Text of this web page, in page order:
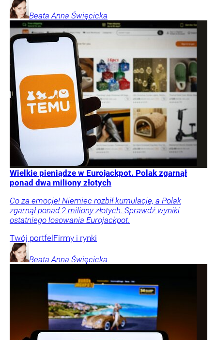
Beata Anna Święcicka
Wielkie pieniądze w Eurojackpot. Polak zgarnął
ponad dwa miliony złotych
Co za emocje! Niemiec rozbił kumulację, a Polak
zgarnął ponad 2 miliony złotych. Sprawdź wyniki
ostatniego losowania Eurojackpot.
Twój portfelFirmy i rynki
Beata Anna Święcicka